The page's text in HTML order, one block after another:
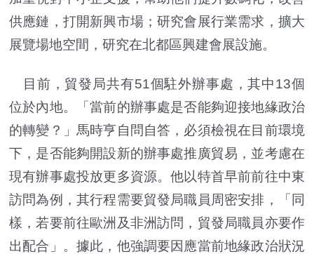
供應鏈，打開新興市場；研究會展行業需求，擴大
展覽場地空間，研究在北都區興建會展設施。
目前，貿發局共有51個駐外辦事處，其中13個
位於內地。「當前的辦事處是否能夠迎接地緣政治
的轉變？」馬時亨自問自答，必須檢視在目前環境
下，是否能夠開設新的辦事處推廣貿易，並考慮在
現有辦事處投放更多資源。他以特首早前前往中東
訪問為例，其行程需要貿發局職員周密安排，「同
樣，若要前往歐洲及非洲訪問，貿發局職員亦要作
出配合」。據此，他強調要因應當前地緣政治狀況